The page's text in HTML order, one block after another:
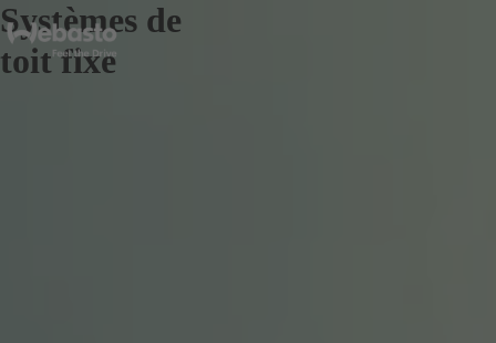
Systèmes de
toit fixe